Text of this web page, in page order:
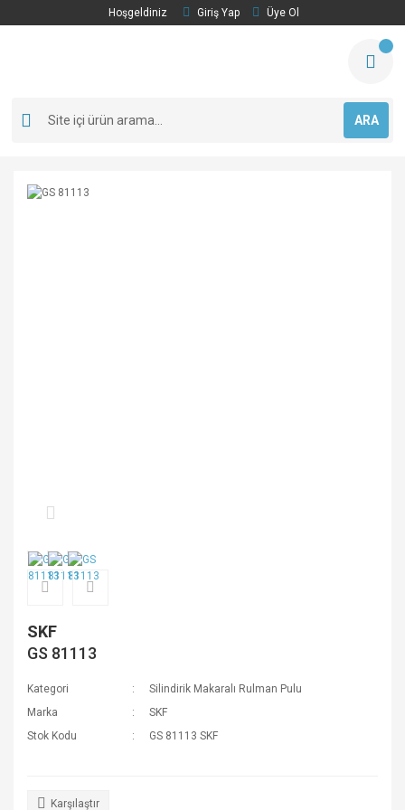
Hoşgeldiniz Giriş Yap Üye Ol
ARA
SKF
GS 81113
Kategori
Silindirik Makaralı Rulman Pulu
Marka
SKF
Stok Kodu
GS 81113 SKF
Karşılaştır